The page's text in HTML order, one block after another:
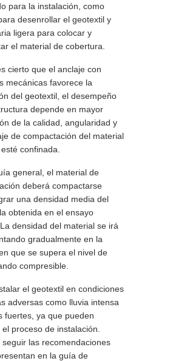
para la instalación, como
desenrollar el geotextil y
ligera para colocar y
el material de cobertura.
cierto que el anclaje con
mecánicas favorece la
del geotextil, el desempeño
depende en mayor
de la calidad, angularidad y
de compactación del material
confinada.
general, el material de
deberá compactarse
una densidad media del
obtenida en el ensayo
densidad del material se irá
gradualmente en la
que se supera el nivel de
compresible.
el geotextil en condiciones
adversas como lluvia intensa
fuertes, ya que pueden
proceso de instalación.
seguir las recomendaciones
en la guía de